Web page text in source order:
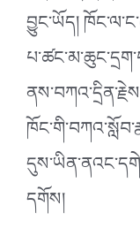
བྱུང་ཡོད།
དགོས།